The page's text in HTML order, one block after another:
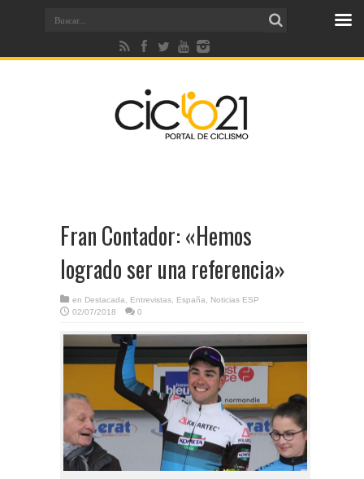
Fran Contador: «Hemos
logrado ser una referencia»
en Destacada Entrevistas España
Noticias ESP
02/07/2018
0